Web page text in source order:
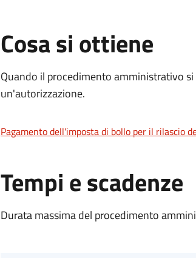
Cosa si ottiene
Quando il procedimento amministrativo
un'autorizzazione.
Pagamento dell'imposta di bollo per il rilascio
Tempi e scadenze
Durata massima del procedimento